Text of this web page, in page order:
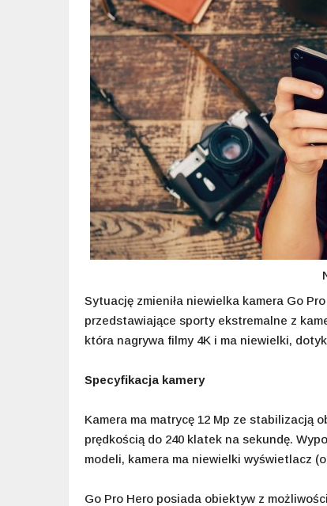
Sytuację zmieniła niewielka kamera Go
przedstawiające sporty ekstremalne z
która nagrywa filmy 4K i ma niewielki,
Specyfikacja kamery
Kamera ma matrycę 12 Mp ze stabilizacją
prędkością do 240 klatek na sekundę.
modeli, kamera ma niewielki wyświetlacz
Go Pro Hero posiada obiektyw z